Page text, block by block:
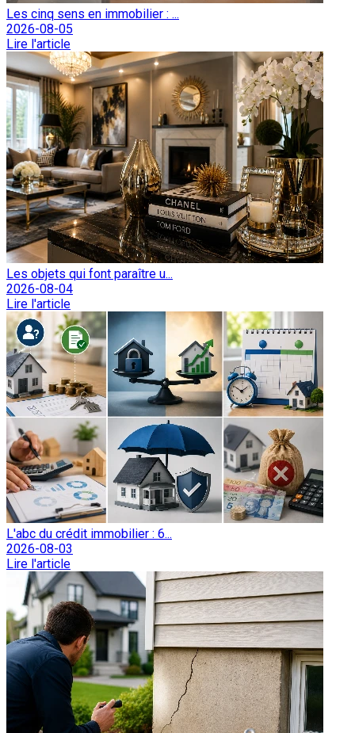
Les cinq sens en immobilier : ...
2026-08-05
Lire l'article
Les objets qui font paraître u...
2026-08-04
Lire l'article
L'abc du crédit immobilier : 6...
2026-08-03
Lire l'article